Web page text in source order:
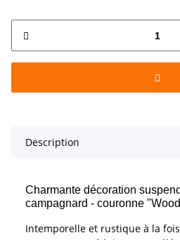
Description
Charmante décoration
campagnard - couronne
Intemporelle et rustique à la